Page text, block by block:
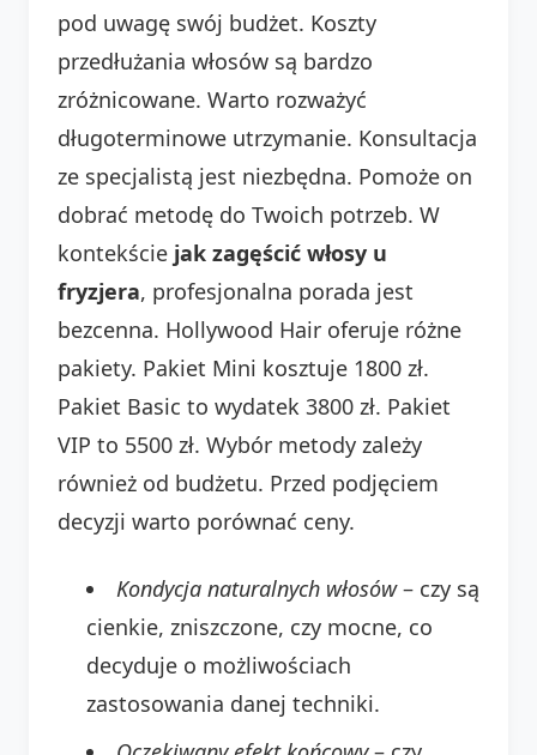
pod uwagę swój budżet. Koszty
przedłużania włosów są bardzo
zróżnicowane. Warto rozważyć
długoterminowe utrzymanie. Konsultacja
ze specjalistą jest niezbędna. Pomoże on
dobrać metodę do Twoich potrzeb. W
kontekście jak zagęścić włosy u
fryzjera, profesjonalna porada jest
bezcenna. Hollywood Hair oferuje różne
pakiety. Pakiet Mini kosztuje 1800 zł.
Pakiet Basic to wydatek 3800 zł. Pakiet
VIP to 5500 zł. Wybór metody zależy
również od budżetu. Przed podjęciem
decyzji warto porównać ceny.
Kondycja naturalnych włosów– czy są
cienkie, zniszczone, czy mocne, co
decyduje o możliwościach
zastosowania danej techniki.